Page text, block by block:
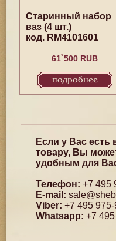
Старинный набор
ваз (4 шт.)
код. RM4101601
61`500 RUB
подробнее
Если у Вас
товару, Вы
удобным для
Телефон: +7 495
E-mail:
Viber: +7 495
Whatsapp: +7